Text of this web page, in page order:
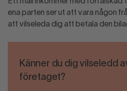
Ett mail inkommer med förfalskad
ena parten ser ut att vara någon
att vilseleda dig att betala den
Känner du dig vilseledd
företaget?